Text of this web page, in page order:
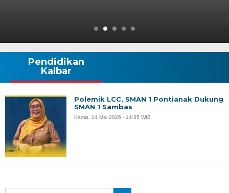
Pendidikan
Kalbar
Polemik LCC, SMAN 1 Pontianak Dukung
SMAN 1 Sambas
Kamis, 14 Mei 2026 - 14:35 WIB